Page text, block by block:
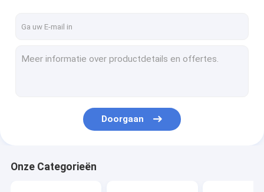
Doorgaan
Onze Categorieën